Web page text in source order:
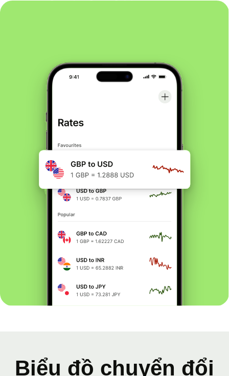
Biểu đồ chuyển đổi